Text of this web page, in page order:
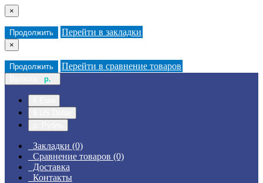
×
Продолжить Перейти в закладки
×
Продолжить Перейти в сравнение товаров
р.
Закладки (0)
Сравнение товаров (0)
Доставка
Контакты